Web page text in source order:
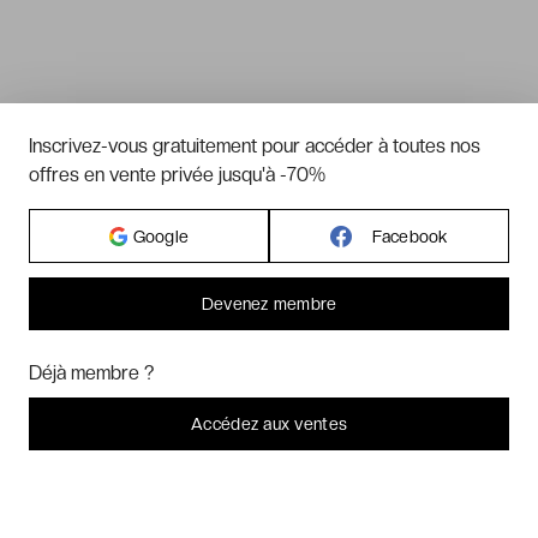
Inscrivez-vous gratuitement pour accéder à toutes nos
offres en vente privée jusqu'à -70%
Google Facebook
Devenez membre
Déjà membre ?
Accédez aux ventes
Marketing? Vous pouvez toujours modifier ou retirer votre
Je refuse C'est bon.